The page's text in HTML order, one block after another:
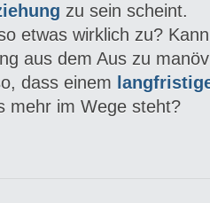
zu sein scheint.
etwas wirklich zu?
aus dem Aus zu
dass einem
mehr im Wege steht?